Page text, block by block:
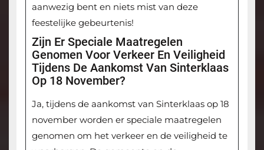
aanwezig bent en niets mist van deze
feestelijke gebeurtenis!
Zijn Er Speciale Maatregelen
Genomen Voor Verkeer En Veiligheid
Tijdens De Aankomst Van Sinterklaas
Op 18 November?
Ja, tijdens de aankomst van Sinterklaas op 18
november worden er speciale maatregelen
genomen om het verkeer en de veiligheid te